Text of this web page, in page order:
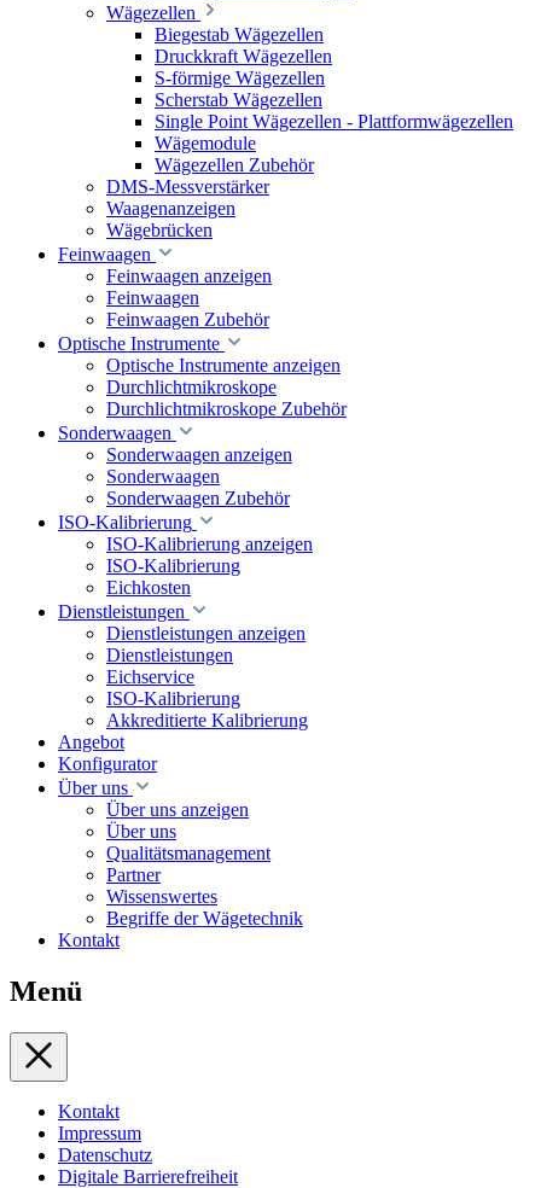
Wägezellen
Biegestab Wägezellen
Druckkraft Wägezellen
S-förmige Wägezellen
Scherstab Wägezellen
Single Point Wägezellen - Plattformwägezellen
Wägemodule
Wägezellen Zubehör
DMS-Messverstärker
Waagenanzeigen
Wägebrücken
Feinwaagen
Feinwaagen anzeigen
Feinwaagen
Feinwaagen Zubehör
Optische Instrumente
Optische Instrumente anzeigen
Durchlichtmikroskope
Durchlichtmikroskope Zubehör
Sonderwaagen
Sonderwaagen anzeigen
Sonderwaagen
Sonderwaagen Zubehör
ISO-Kalibrierung
ISO-Kalibrierung anzeigen
ISO-Kalibrierung
Eichkosten
Dienstleistungen
Dienstleistungen anzeigen
Dienstleistungen
Eichservice
ISO-Kalibrierung
Akkreditierte Kalibrierung
Angebot
Konfigurator
Über uns
Über uns anzeigen
Über uns
Qualitätsmanagement
Partner
Wissenswertes
Begriffe der Wägetechnik
Kontakt
Menü
Kontakt
Impressum
Datenschutz
Digitale Barrierefreiheit